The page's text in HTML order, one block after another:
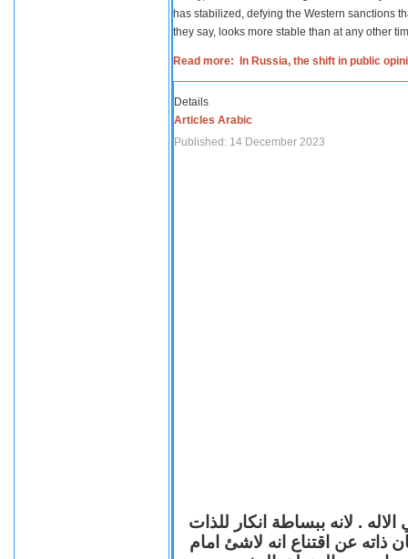
has stabilized, defying the Western sanctions
they say, looks more stable than at any other
Read more: In Russia, the shift in public
Details
Articles Arabic
Published: 14 December 2023
. لانه ببساطة انكار للذات
ذاته عن اقتناع انه لاشئ امام